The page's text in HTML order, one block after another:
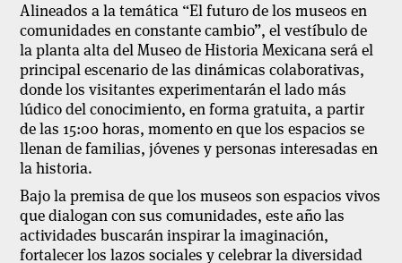
Alineados a la temática “El futuro de los museos en
comunidades en constante cambio”, el vestíbulo de
la planta alta del Museo de Historia Mexicana será el
principal escenario de las dinámicas colaborativas,
donde los visitantes experimentarán el lado más
lúdico del conocimiento, en forma gratuita, a partir
de las 15:00 horas, momento en que los espacios se
llenan de familias, jóvenes y personas interesadas en
la historia.
Bajo la premisa de que los museos son espacios vivos
que dialogan con sus comunidades, este año las
actividades buscarán inspirar la imaginación,
fortalecer los lazos sociales y celebrar la diversidad